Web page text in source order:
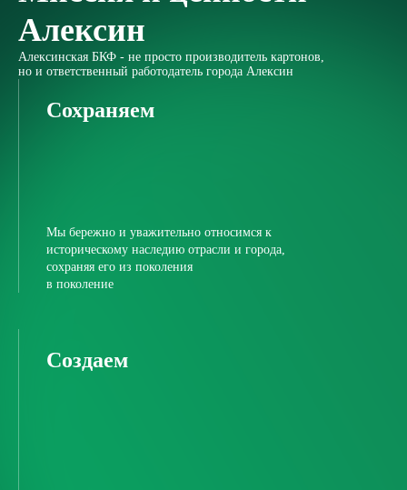
Алексин
Алексинская БКФ - не просто производитель картонов,
но и ответственный работодатель города Алексин
Сохраняем
Мы бережно и уважительно относимся к
историческому наследию отрасли и города,
сохраняя его из поколения
в поколение
Создаем